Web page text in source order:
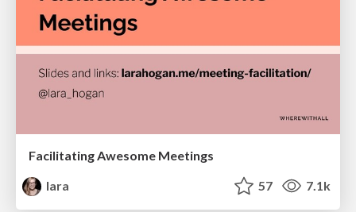
Facilitating Awesome Meetings
lara
57 7.1k